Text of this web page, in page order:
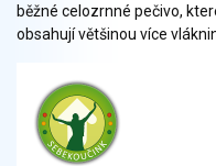
běžné celozrnné pečivo,
obsahují většinou více